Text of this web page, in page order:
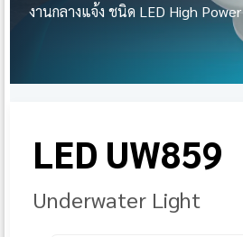
งานกลางแจ้ง ชนิด LED High Power
LED UW859
Underwater Light